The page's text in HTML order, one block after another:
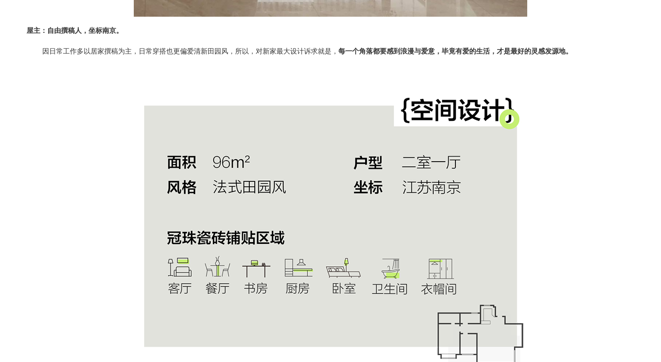
屋主：自由撰稿人，坐标南京。
因日常工作多以居家撰稿为主，日常穿搭也更偏爱清新田园风，所以，对新家最大设计诉求就是， 每一个角落都要感到浪漫与爱意，毕竟有爱的生活，才是最好的灵感发源地。